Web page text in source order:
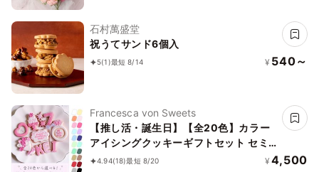
石村萬盛堂
祝うてサンド6個入
5(1)最短 8/14 ¥ 540～
Francesca von Sweets
【推し活・誕生日】【全20色】カラー
アイシングクッキーギフトセット セミ
オーダー 7枚～入り お中元2026
4.94(18)最短 8/20 ¥ 4,500